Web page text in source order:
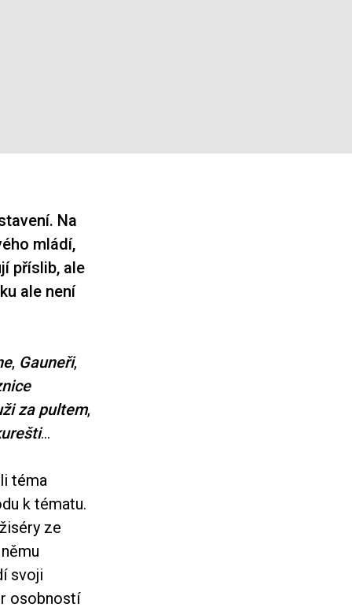
Na
mládí,
příslib, ale
ale není
, Gauneři,
za pultem,
…
téma
k tématu.
ze
svoji
osobností